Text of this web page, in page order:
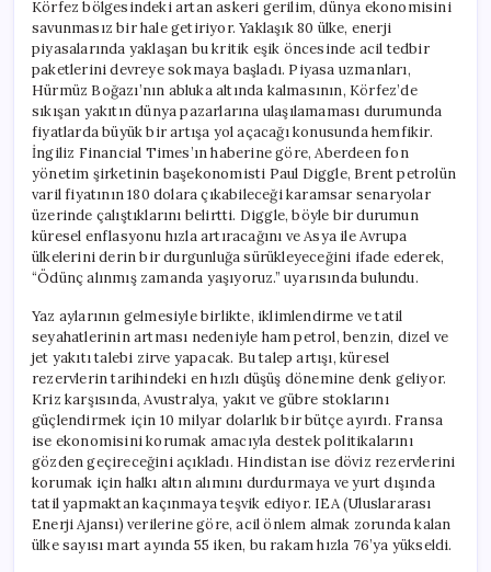
Körfez bölgesindeki artan askeri gerilim, dünya ekonomisini
savunmasız bir hale getiriyor. Yaklaşık 80 ülke, enerji
piyasalarında yaklaşan bu kritik eşik öncesinde acil tedbir
paketlerini devreye sokmaya başladı. Piyasa uzmanları,
Hürmüz Boğazı’nın abluka altında kalmasının, Körfez’de
sıkışan yakıtın dünya pazarlarına ulaşılamaması durumunda
fiyatlarda büyük bir artışa yol açacağı konusunda hemfikir.
İngiliz Financial Times’ın haberine göre, Aberdeen fon
yönetim şirketinin başekonomisti Paul Diggle, Brent petrolün
varil fiyatının 180 dolara çıkabileceği karamsar senaryolar
üzerinde çalıştıklarını belirtti. Diggle, böyle bir durumun
küresel enflasyonu hızla artıracağını ve Asya ile Avrupa
ülkelerini derin bir durgunluğa sürükleyeceğini ifade ederek,
“Ödünç alınmış zamanda yaşıyoruz.” uyarısında bulundu.
Yaz aylarının gelmesiyle birlikte, iklimlendirme ve tatil
seyahatlerinin artması nedeniyle ham petrol, benzin, dizel ve
jet yakıtı talebi zirve yapacak. Bu talep artışı, küresel
rezervlerin tarihindeki en hızlı düşüş dönemine denk geliyor.
Kriz karşısında, Avustralya, yakıt ve gübre stoklarını
güçlendirmek için 10 milyar dolarlık bir bütçe ayırdı. Fransa
ise ekonomisini korumak amacıyla destek politikalarını
gözden geçireceğini açıkladı. Hindistan ise döviz rezervlerini
korumak için halkı altın alımını durdurmaya ve yurt dışında
tatil yapmaktan kaçınmaya teşvik ediyor. IEA (Uluslararası
Enerji Ajansı) verilerine göre, acil önlem almak zorunda kalan
ülke sayısı mart ayında 55 iken, bu rakam hızla 76’ya yükseldi.